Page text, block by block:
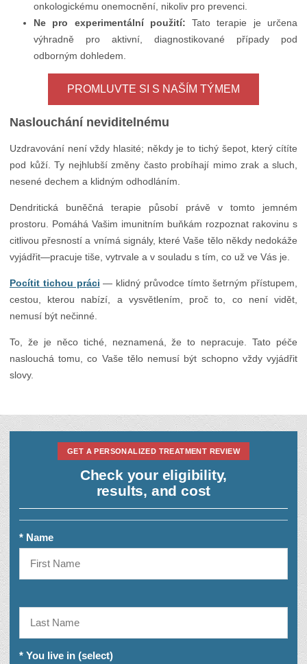
onkologickému onemocnění, nikoliv pro prevenci.
Ne pro experimentální použití: Tato terapie je určena
výhradně pro aktivní, diagnostikované případy pod
odborným dohledem.
PROMLUVTE SI S NAŠÍM TÝMEM
Naslouchání neviditelnému
Uzdravování není vždy hlasité; někdy je to tichý šepot, který cítíte
pod kůží. Ty nejhlubší změny často probíhají mimo zrak a sluch,
nesené dechem a klidným odhodláním.
Dendritická buněčná terapie působí právě v tomto jemném
prostoru. Pomáhá Vašim imunitním buňkám rozpoznat rakovinu s
citlivou přesností a vnímá signály, které Vaše tělo někdy nedokáže
vyjádřit—pracuje tiše, vytrvale a v souladu s tím, co už ve Vás je.
Pocítit tichou práci — klidný průvodce tímto šetrným přístupem,
cestou, kterou nabízí, a vysvětlením, proč to, co není vidět,
nemusí být nečinné.
To, že je něco tiché, neznamená, že to nepracuje. Tato péče
naslouchá tomu, co Vaše tělo nemusí být schopno vždy vyjádřit
slovy.
GET A PERSONALIZED TREATMENT REVIEW
Check your eligibility,
results, and cost
* Name
* You live in (select)